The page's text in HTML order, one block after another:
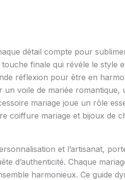
détail compte pour
finale qui révèle le style
réflexion pour être en
un voile de mariée
mariage joue un rôle
coiffure mariage et bijoux de
et l’artisanat,
d’authenticité. Chaque
harmonieux. Ce guide